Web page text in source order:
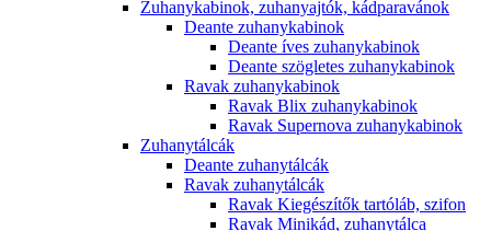
Zuhanykabinok, zuhanyajtók, kádparavánok
Deante zuhanykabinok
Deante íves zuhanykabinok
Deante szögletes zuhanykabinok
Ravak zuhanykabinok
Ravak Blix zuhanykabinok
Ravak Supernova zuhanykabinok
Zuhanytálcák
Deante zuhanytálcák
Ravak zuhanytálcák
Ravak Kiegészítők tartóláb, szifon
Ravak Minikád, zuhanytálca